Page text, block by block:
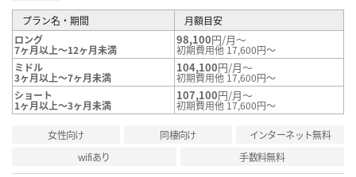
プラン名・期間
月額目安
ロング
7ヶ月以上～12ヶ月未満
98,100円/月～
初期費用他 17,600円～
ミドル
3ヶ月以上～7ヶ月未満
104,100円/月～
初期費用他 17,600円～
ショート
1ヶ月以上～3ヶ月未満
107,100円/月～
初期費用他 17,600円～
女性向け 同棲向け
インターネット無料
wifiあり
手数料無料